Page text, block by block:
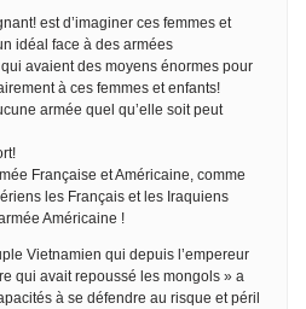
est d’imaginer ces femmes et
idéal face à des armées
avaient des moyens énormes pour
à ces femmes et enfants!
armée quel qu’elle soit peut
Française et Américaine, comme
les Français et les Iraquiens
Américaine !
Vietnamien qui depuis l’empereur
qui avait repoussé les mongols » a
à se défendre au risque et péril